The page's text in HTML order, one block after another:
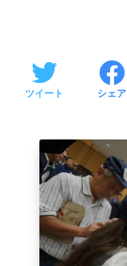
ツイート シェア